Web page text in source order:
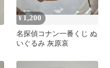
¥ 1,200
名探偵コナン一番くじ ぬ
いぐるみ 灰原哀